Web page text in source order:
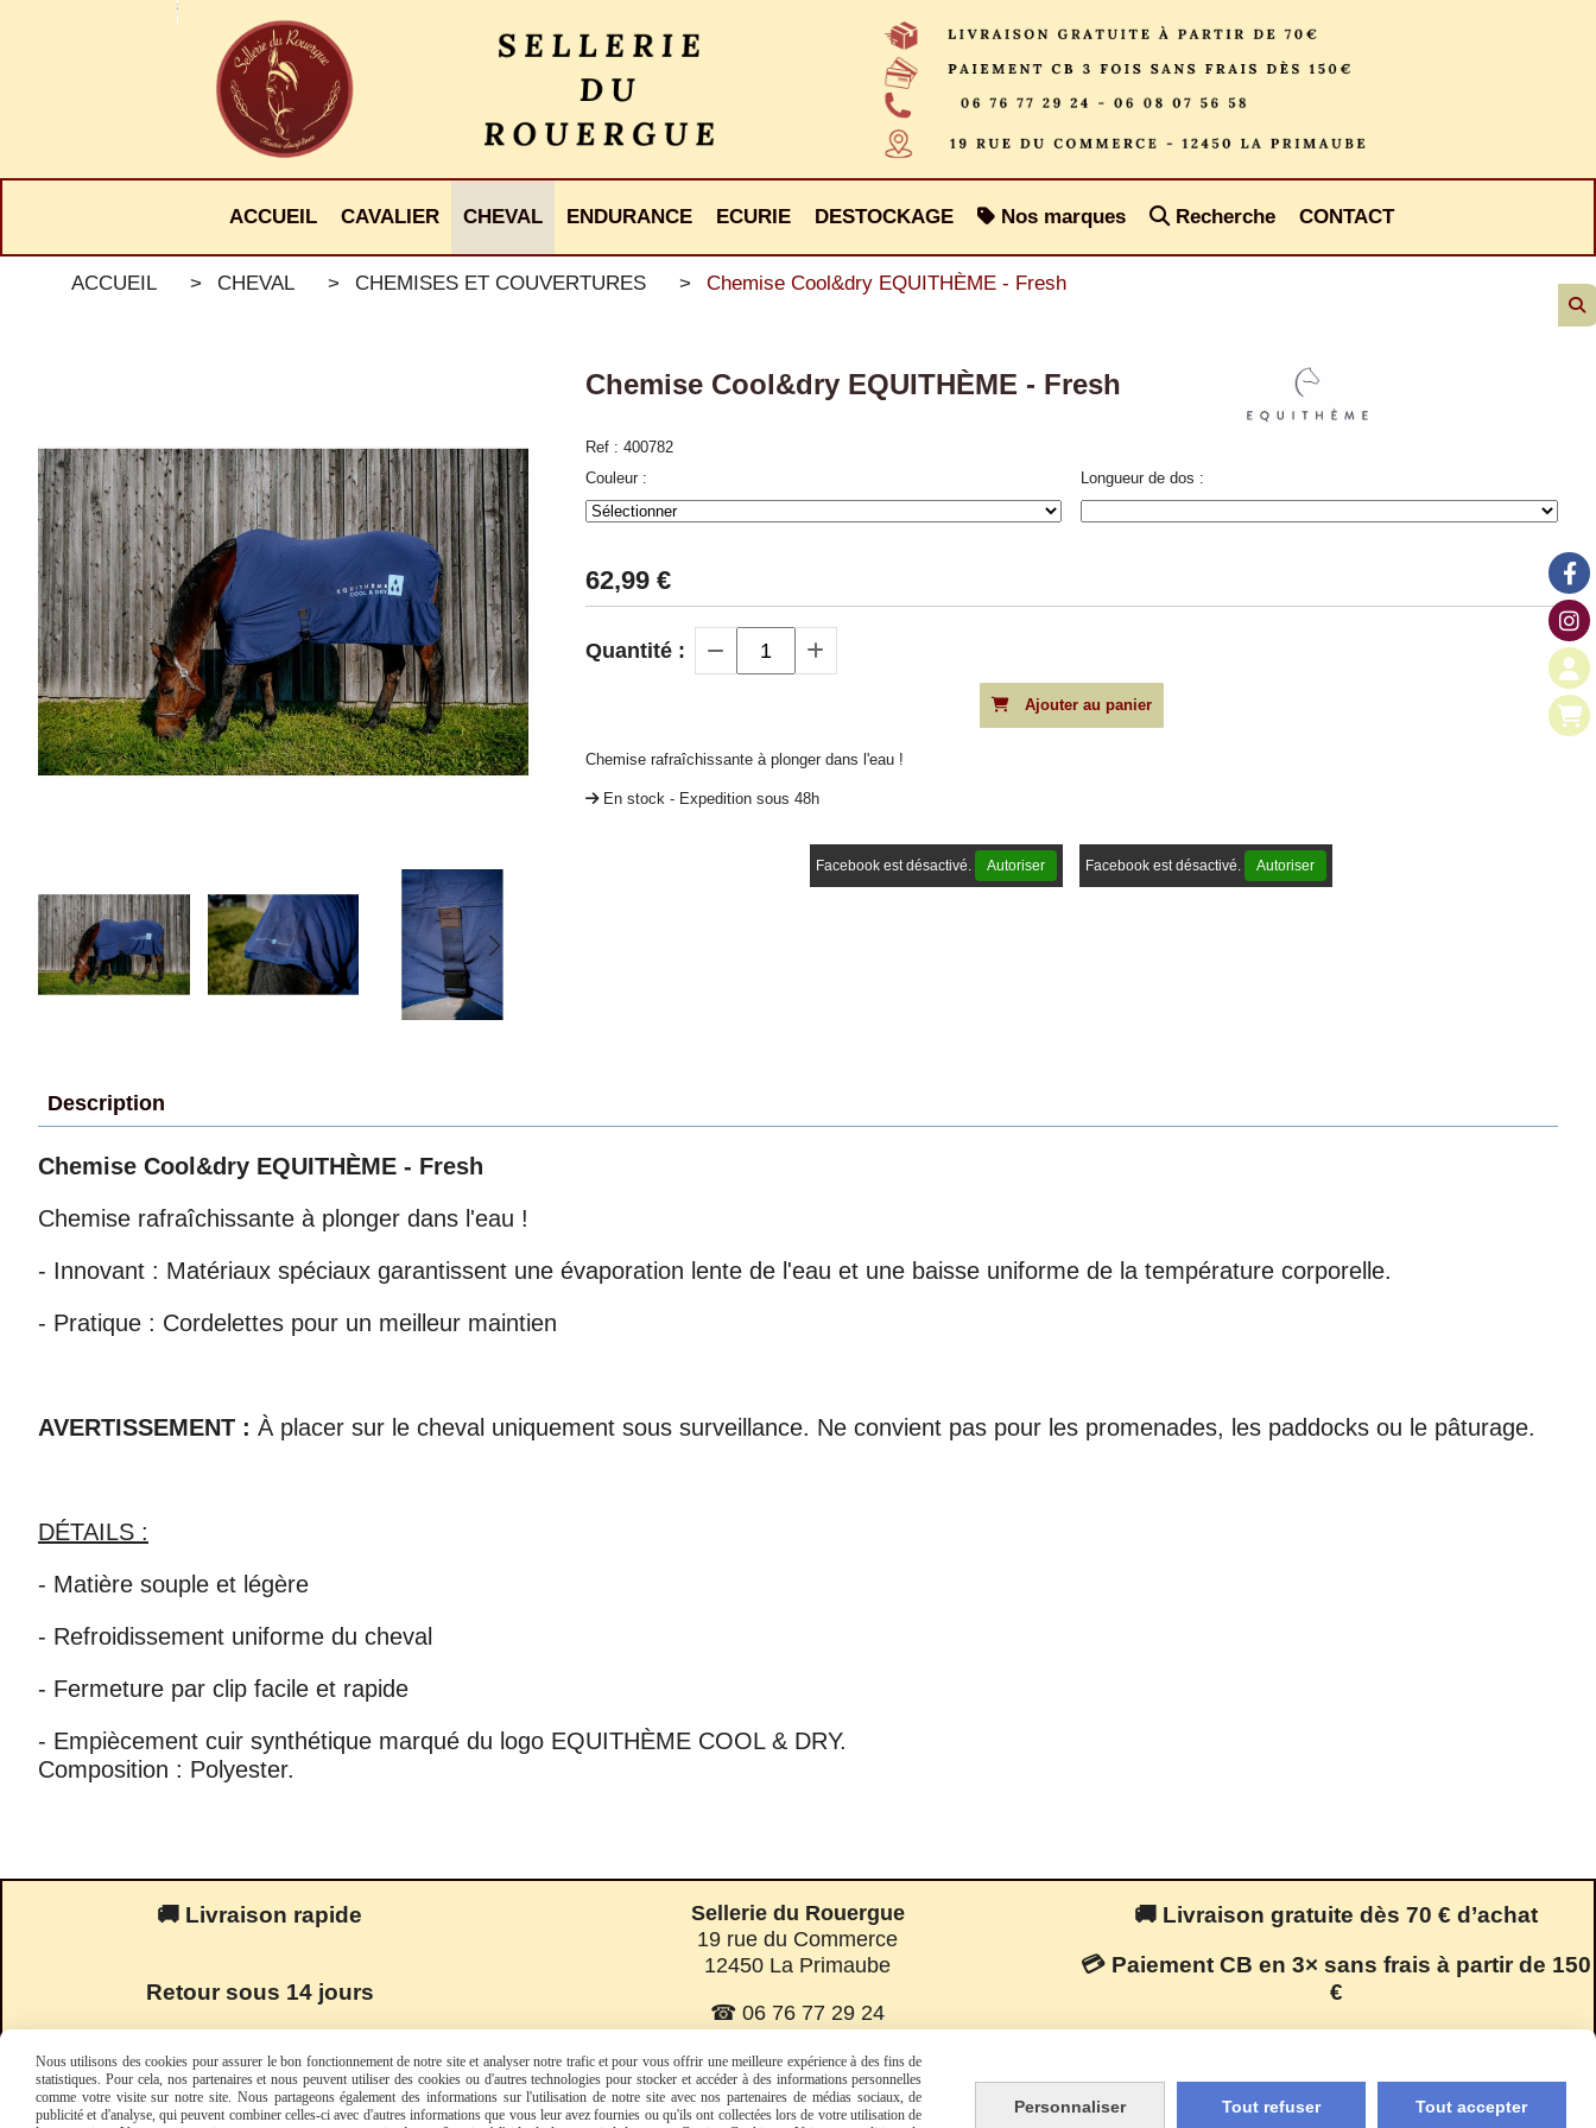
ACCUEIL CAVALIER CHEVAL ENDURANCE ECURIE DESTOCKAGE Nos marques Recherche CONTACT
ACCUEIL CHEVAL CHEMISES ET COUVERTURES Chemise Cool&dry EQUITHÈME - Fresh
Chemise Cool&dry EQUITHÈME - Fresh
Ref : 400782
Couleur :
Longueur de dos :
62,99€
Quantité :
Ajouter au panier
Chemise rafraîchissante à plonger dans l'eau !
En stock - Expedition sous 48h
Facebook est désactivé. Autoriser Facebook est désactivé. Autoriser
Description
Chemise Cool&dry EQUITHÈME - Fresh
Chemise rafraîchissante à plonger dans l'eau !
- Innovant : Matériaux spéciaux garantissent une évaporation lente de l'eau et une baisse uniforme de la température corporelle.
- Pratique : Cordelettes pour un meilleur maintien
AVERTISSEMENT : À placer sur le cheval uniquement sous surveillance. Ne convient pas pour les promenades, les paddocks ou le pâturage.
DÉTAILS :
- Matière souple et légère
- Refroidissement uniforme du cheval
- Fermeture par clip facile et rapide
- Empiècement cuir synthétique marqué du logo EQUITHÈME COOL & DRY.
Composition : Polyester.
🚚 Livraison rapide
Retour sous 14 jours
Sellerie du Rouergue
19 rue du Commerce
12450 La Primaube
☎ 06 76 77 29 24
🚚 Livraison gratuite dès 70 € d’achat
💳 Paiement CB en 3× sans frais à partir de 150
€
Panneau de gestion des cookies
Nous utilisons des cookies pour assurer le bon fonctionnement de notre site et analyser notre trafic et pour vous offrir une meilleure expérience à des fins de
statistiques. Pour cela, nos partenaires et nous peuvent utiliser des cookies ou d'autres technologies pour stocker et accéder à des informations personnelles
comme votre visite sur notre site. Nous partageons également des informations sur l'utilisation de notre site avec nos partenaires de médias sociaux, de
publicité et d'analyse, qui peuvent combiner celles-ci avec d'autres informations que vous leur avez fournies ou qu'ils ont collectées lors de votre utilisation de
Personnaliser Tout refuser Tout accepter